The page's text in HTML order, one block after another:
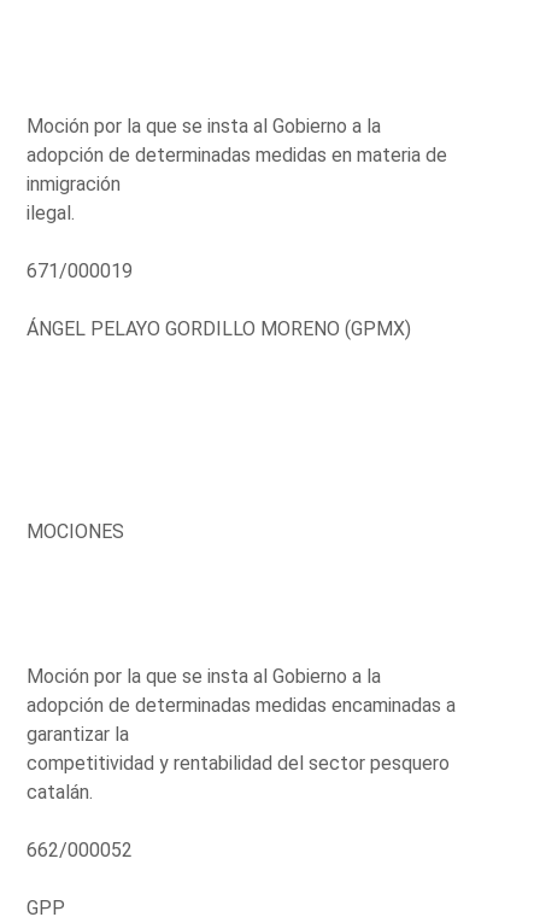
Moción por la que se insta al Gobierno a la
adopción de determinadas medidas en materia de
inmigración
ilegal.
671/000019
ÁNGEL PELAYO GORDILLO MORENO (GPMX)
MOCIONES
Moción por la que se insta al Gobierno a la
adopción de determinadas medidas encaminadas a
garantizar la
competitividad y rentabilidad del sector pesquero
catalán.
662/000052
GPP